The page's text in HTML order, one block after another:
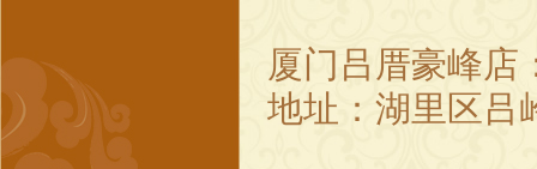
厦门吕厝豪峰店
地址：湖里区吕